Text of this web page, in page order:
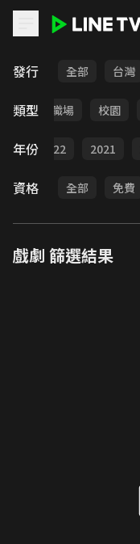
發行 全部 台灣
類型
全部 職場 校園
年份 2022 2021
資格 全部 免費
戲劇 篩選結果